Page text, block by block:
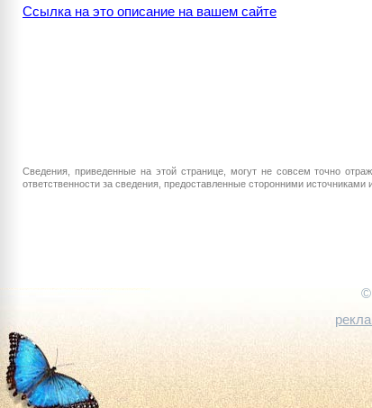
Ссылка на это описание на вашем сайте
Сведения, приведенные на этой странице, могут не совсем точно
ответственности за сведения, предоставленные сторонними
©